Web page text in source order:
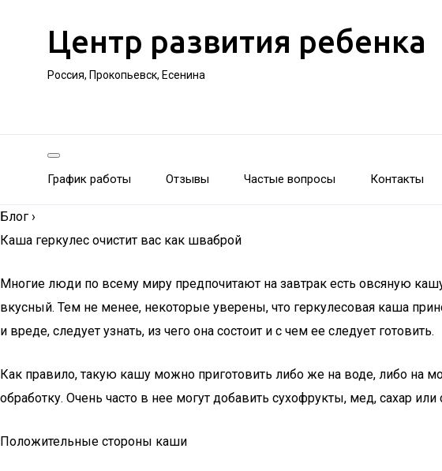
Центр развития ребенка
Россия, Прокопьевск, Есенина
График работы Отзывы Частые вопросы Контакты
Блог ›
Каша геркулес очистит вас как шваброй
Многие люди по всему миру предпочитают на завтрак есть овсяную
вкусный. Тем не менее, некоторые уверены, что геркулесовая каша
и вреде, следует узнать, из чего она состоит и с чем ее следует готовить.
Как правило, такую кашу можно приготовить либо же на воде, либо на
обработку. Очень часто в нее могут добавить сухофрукты, мед, сахар или
Положительные стороны каши